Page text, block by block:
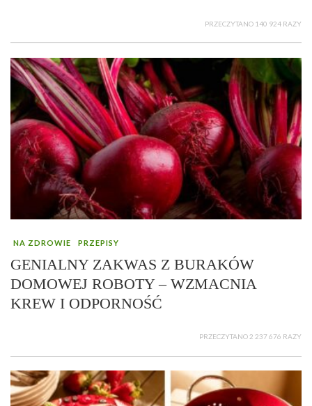
PRZECZYTANO 140 924 RAZY
NA ZDROWIE PRZEPISY
GENIALNY ZAKWAS Z BURAKÓW
DOMOWEJ ROBOTY – WZMACNIA
KREW I ODPORNOŚĆ
PRZECZYTANO 2 237 676 RAZY